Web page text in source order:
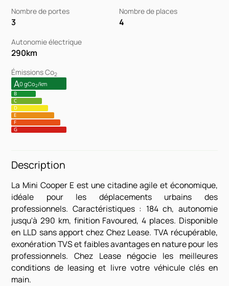
Nombre de portes
3
Nombre de places
4
Autonomie électrique
290km
Émissions Co2
A0 gCo2/km
B
C
D
E
F
G
Description
La Mini Cooper E est une citadine agile et économique,
idéale pour les déplacements urbains des
professionnels. Caractéristiques : 184 ch, autonomie
jusqu'à 290 km, finition Favoured, 4 places. Disponible
en LLD sans apport chez Chez Lease. TVA récupérable,
exonération TVS et faibles avantages en nature pour les
professionnels. Chez Lease négocie les meilleures
conditions de leasing et livre votre véhicule clés en
main.